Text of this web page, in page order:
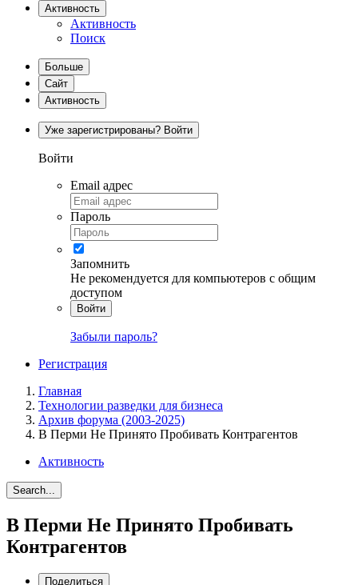
Активность
Активность
Поиск
Больше
Сайт
Активность
Уже зарегистрированы? Войти
Войти
Email адрес
Пароль
Запомнить
Не рекомендуется для компьютеров с общим
доступом
Войти
Забыли пароль?
Регистрация
Главная
Технологии разведки для бизнеса
Архив форума (2003-2025)
В Перми Не Принято Пробивать Контрагентов
Активность
Search...
В Перми Не Принято Пробивать
Контрагентов
Поделиться